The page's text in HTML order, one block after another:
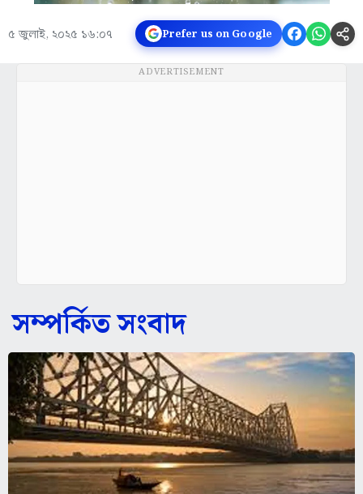
৫ জুলাই, ২০২৫ ১৬:০৭ Prefer us on Google
ADVERTISEMENT
সম্পর্কিত সংবাদ